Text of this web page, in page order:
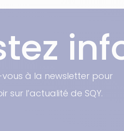
vous à la newsletter pour
sur l’actualité de SQY.